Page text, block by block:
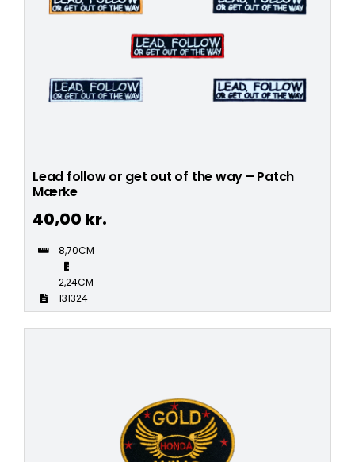
Lead follow or get out of the way – Patch
Mærke
40,00 kr.
8,70CM
2,24CM
131324